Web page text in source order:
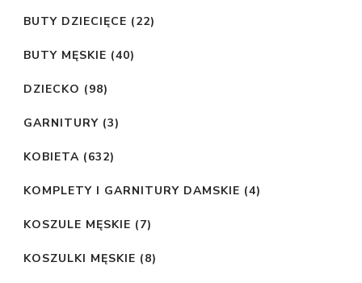
BUTY DZIECIĘCE (22)
BUTY MĘSKIE (40)
DZIECKO (98)
GARNITURY (3)
KOBIETA (632)
KOMPLETY I GARNITURY DAMSKIE (4)
KOSZULE MĘSKIE (7)
KOSZULKI MĘSKIE (8)